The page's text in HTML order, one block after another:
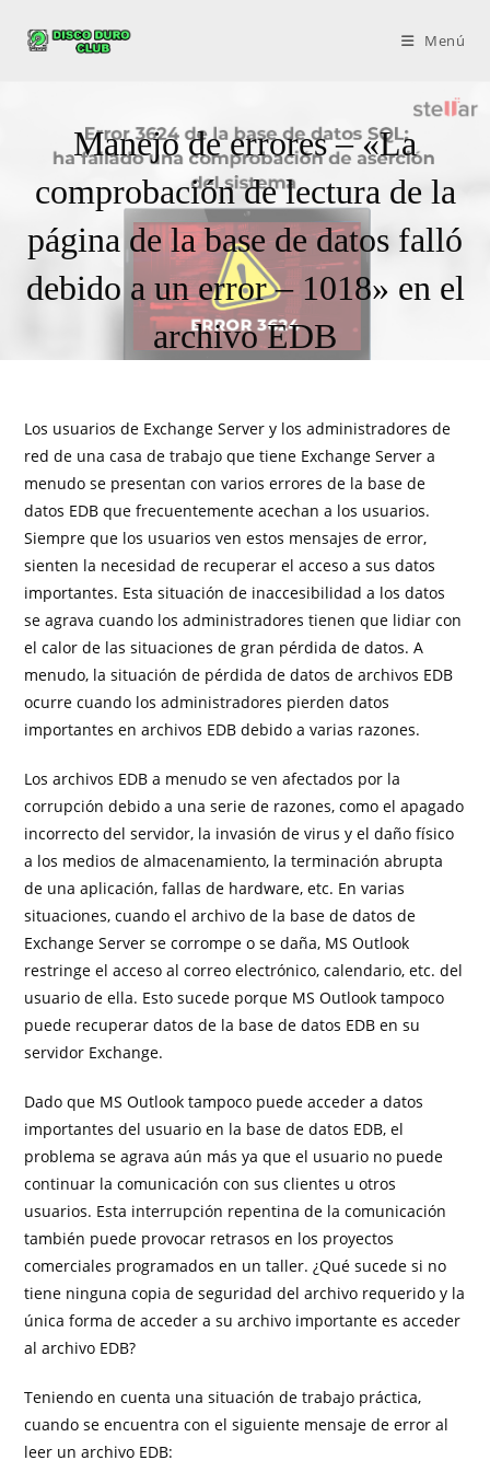
Menú
Manejo de errores – «La
comprobación de lectura de la
página de la base de datos falló
debido a un error – 1018» en el
archivo EDB
Los usuarios de Exchange Server y los administradores de
red de una casa de trabajo que tiene Exchange Server a
menudo se presentan con varios errores de la base de
datos EDB que frecuentemente acechan a los usuarios.
Siempre que los usuarios ven estos mensajes de error,
sienten la necesidad de recuperar el acceso a sus datos
importantes. Esta situación de inaccesibilidad a los datos
se agrava cuando los administradores tienen que lidiar con
el calor de las situaciones de gran pérdida de datos. A
menudo, la situación de pérdida de datos de archivos EDB
ocurre cuando los administradores pierden datos
importantes en archivos EDB debido a varias razones.
Los archivos EDB a menudo se ven afectados por la
corrupción debido a una serie de razones, como el apagado
incorrecto del servidor, la invasión de virus y el daño físico
a los medios de almacenamiento, la terminación abrupta
de una aplicación, fallas de hardware, etc. En varias
situaciones, cuando el archivo de la base de datos de
Exchange Server se corrompe o se daña, MS Outlook
restringe el acceso al correo electrónico, calendario, etc. del
usuario de ella. Esto sucede porque MS Outlook tampoco
puede recuperar datos de la base de datos EDB en su
servidor Exchange.
Dado que MS Outlook tampoco puede acceder a datos
importantes del usuario en la base de datos EDB, el
problema se agrava aún más ya que el usuario no puede
continuar la comunicación con sus clientes u otros
usuarios. Esta interrupción repentina de la comunicación
también puede provocar retrasos en los proyectos
comerciales programados en un taller. ¿Qué sucede si no
tiene ninguna copia de seguridad del archivo requerido y la
única forma de acceder a su archivo importante es acceder
al archivo EDB?
Teniendo en cuenta una situación de trabajo práctica,
cuando se encuentra con el siguiente mensaje de error al
leer un archivo EDB: